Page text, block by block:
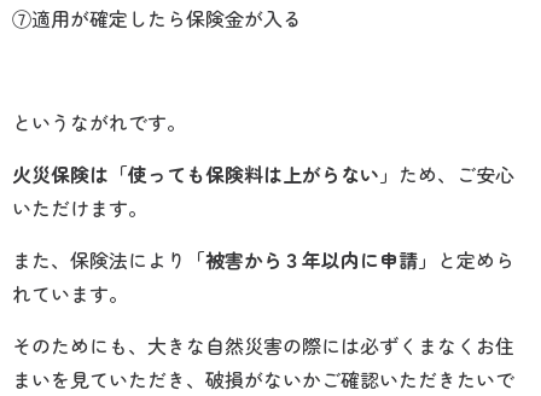
⑦適用が確定したら保険金が入る
というながれです。
火災保険は「使っても保険料は上がらない」 ため、ご安心
いただけます。
また、保険法により 「被害から３年以内に申請」 と定めら
れています。
そのためにも、大きな自然災害の際には必ずくまなくお住
まいを見ていただき、破損がないかご確認いただきたいで